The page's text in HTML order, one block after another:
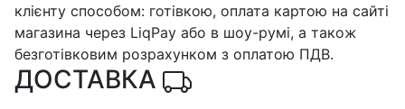
клієнту способом: готівкою, оплата картою на сайті
магазина через LiqPay або в шоу-румі, а також
безготівковим розрахунком з оплатою ПДВ.
ДОСТАВКА